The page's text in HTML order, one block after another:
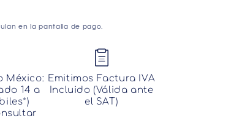
en la pantalla de pago.
México:
14 a
Emitimos Factura IVA
Incluido (Válida ante
el SAT)